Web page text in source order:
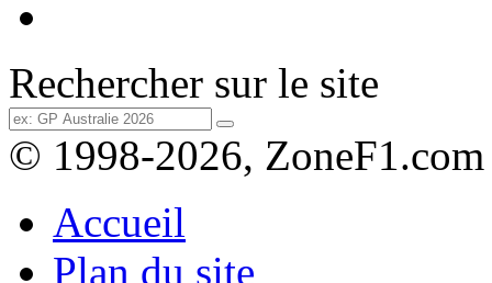
Rechercher sur le site
© 1998-2026, ZoneF1.com
Accueil
Plan du site